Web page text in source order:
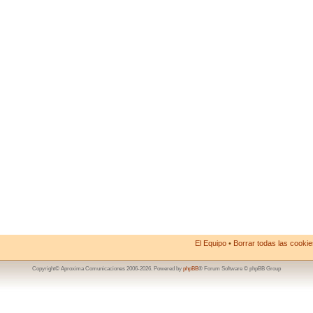
El Equipo • Borrar todas las
Copyright© Aproxima Comunicaciones 2006-2026. Powered by phpBB® Forum Software © phpBB Group